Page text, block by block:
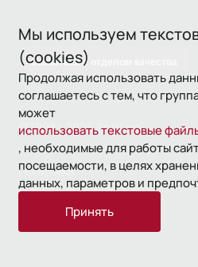
Мы используем
(cookies)
Продолжая использовать
соглашаетесь с тем, что
может
использовать текстовые
, необходимые для работы
посещаемости, в целях
данных, параметров и
Принять
Связаться с отделом качества
© 1993—2026 Softline
Политика
конфиденциальности